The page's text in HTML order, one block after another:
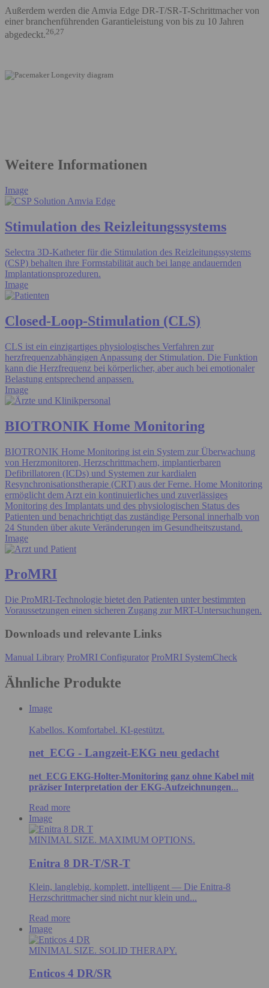
Außerdem werden die Amvia Edge DR-T/SR-T-Schrittmacher von
einer branchenführenden Garantieleistung von bis zu 10 Jahren
abgedeckt.26,27
Weitere Informationen
Image
Stimulation des Reizleitungssystems
Selectra 3D-Katheter für die Stimulation des Reizleitungssystems
(CSP) behalten ihre Formstabilität auch bei lange andauernden
Implantationsprozeduren.
Image
Closed-Loop-Stimulation (CLS)
CLS ist ein einzigartiges physiologisches Verfahren zur
herzfrequenzabhängigen Anpassung der Stimulation. Die Funktion
kann die Herzfrequenz bei körperlicher, aber auch bei emotionaler
Belastung entsprechend anpassen.
Image
BIOTRONIK Home Monitoring
BIOTRONIK Home Monitoring ist ein System zur Überwachung
von Herzmonitoren, Herzschrittmachern, implantierbaren
Defibrillatoren (ICDs) und Systemen zur kardialen
Resynchronisationstherapie (CRT) aus der Ferne. Home Monitoring
ermöglicht dem Arzt ein kontinuierliches und zuverlässiges
Monitoring des Implantats und des physiologischen Status des
Patienten und benachrichtigt das zuständige Personal innerhalb von
24 Stunden über akute Veränderungen im Gesundheitszustand.
Image
ProMRI
Die ProMRI-Technologie bietet den Patienten unter bestimmten
Voraussetzungen einen sicheren Zugang zur MRT-Untersuchungen.
Downloads und relevante Links
Manual Library ProMRI Configurator ProMRI SystemCheck
Ähnliche Produkte
Image
Kabellos. Komfortabel. KI-gestützt.
net_ECG - Langzeit-EKG neu gedacht
net_ECG EKG-Holter-Monitoring ganz ohne Kabel mit
präziser Interpretation der EKG-Aufzeichnungen...
Read more
Image
MINIMAL SIZE. MAXIMUM OPTIONS.
Enitra 8 DR-T/SR-T
Klein, langlebig, komplett, intelligent — Die Enitra-8
Herzschrittmacher sind nicht nur klein und...
Read more
Image
MINIMAL SIZE. SOLID THERAPY.
Enticos 4 DR/SR